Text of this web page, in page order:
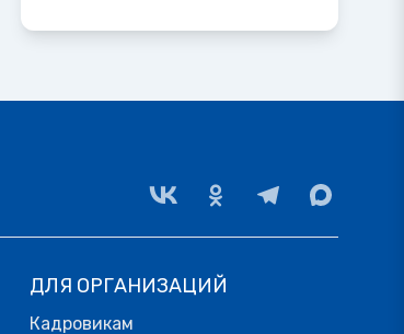
ДЛЯ ОРГАНИЗАЦИЙ
Кадровикам